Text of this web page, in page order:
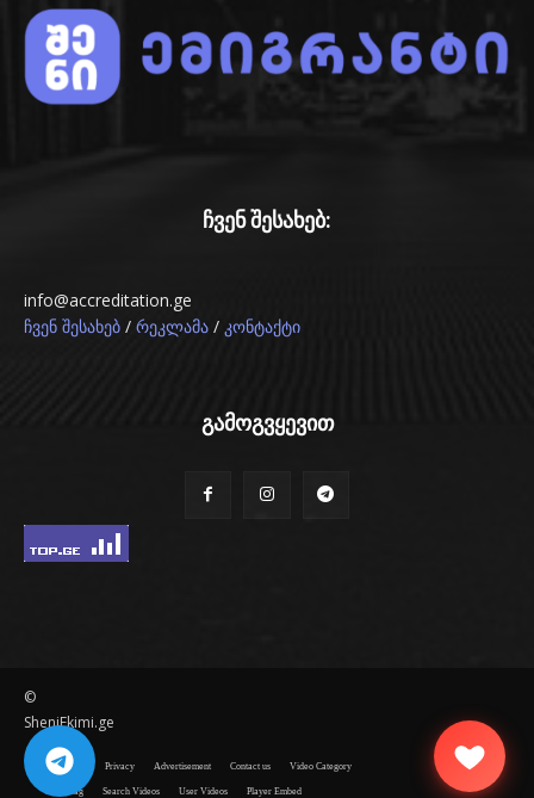
ჩვენ შესახებ:
info@accreditation.ge
ჩვენ შესახებ / რეკლამა / კონტაქტი
გამოგვყევით
©
SheniEkimi.ge
Disclaimer Privacy Advertisement Contact us Video Category
Video Tag Search Videos User Videos Player Embed